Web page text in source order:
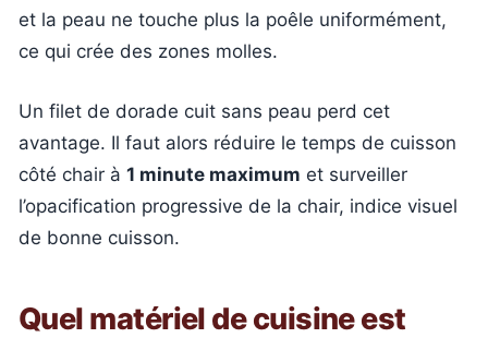
et la peau ne touche plus la poêle uniformément,
ce qui crée des zones molles.
Un filet de dorade cuit sans peau perd cet
avantage. Il faut alors réduire le temps de cuisson
côté chair à 1 minute maximum et surveiller
l’opacification progressive de la chair, indice visuel
de bonne cuisson.
Quel matériel de cuisine est